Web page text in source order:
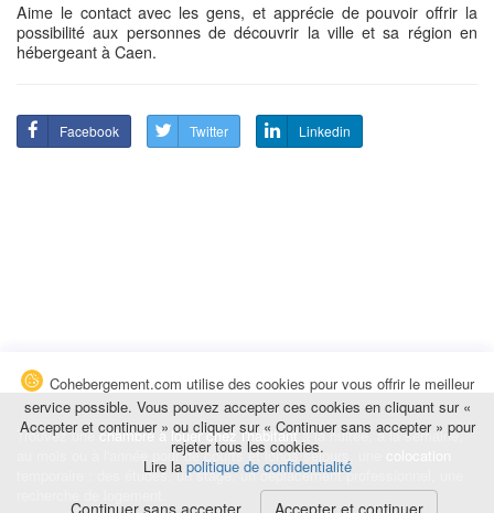
Aime le contact avec les gens, et apprécie de pouvoir offrir la
possibilité aux personnes de découvrir la ville et sa région en
hébergeant à Caen.
Facebook Twitter Linkedin
Trouvez unechambre à louer chez l'habitantà la nuitée, à la semaine,
au mois ou à l'année pour de courts et longs séjours, une
temporaire : des études, un stage, un déplacement professionnel, une
Cohebergement.com utilise des cookies pour vous offrir le meilleur
service possible. Vous pouvez accepter ces cookies en cliquant sur «
Accepter et continuer » ou cliquer sur « Continuer sans accepter » pour
rejeter tous les cookies.
Lire la politique de confidentialité
Continuer sans accepter Accepter et continuer